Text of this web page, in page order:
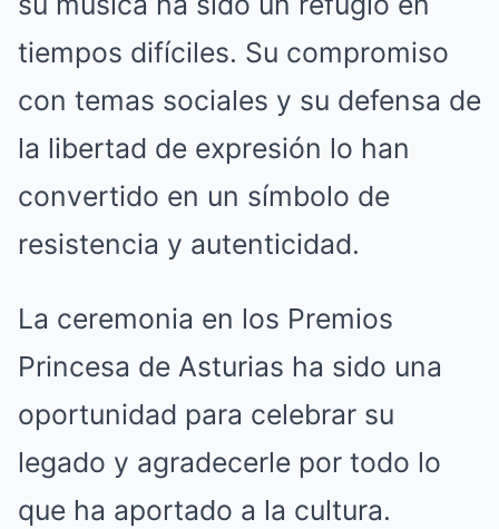
tiempos difíciles. Su compromiso
con temas sociales y su defensa de
la libertad de expresión lo han
convertido en un símbolo de
resistencia y autenticidad.
La ceremonia en los Premios
Princesa de Asturias ha sido una
oportunidad para celebrar su
legado y agradecerle por todo lo
que ha aportado a la cultura.